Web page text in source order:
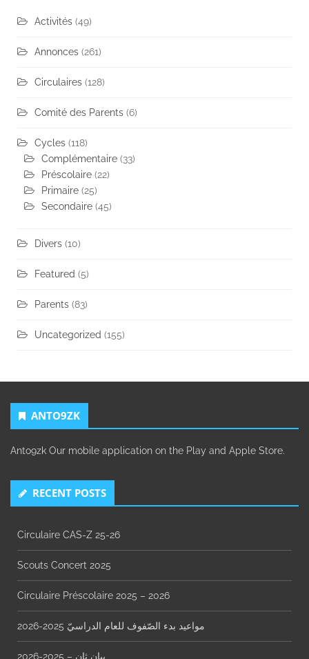
Activités (49)
Annonces (261)
Circulaires (128)
Comité des Parents (6)
Cycles (118)
Complémentaire (33)
Préscolaire (22)
Primaire (25)
Secondaire (45)
Divers (10)
Featured (5)
Parents (83)
Uncategorized (155)
ANTO9ZK
Anto9zk Our mobile application on the Play and Apple Store.
RECENT POSTS
Circulaire CAS-Z 25-26
Scouts Concert 2025
Circulaire Préscolaire 2025 – 2026
مواعيد بدء الصّفوف للعام الدراسيّ 2025-2026
بيان ثانٍ – 2025-2026